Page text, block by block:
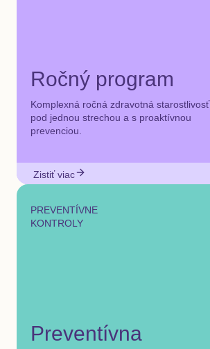
Ročný program
Komplexná ročná zdravotná starostlivosť
pod jednou strechou a s proaktívnou
prevenciou.
Zistiť viac
PREVENTÍVNE
KONTROLY
Preventívna